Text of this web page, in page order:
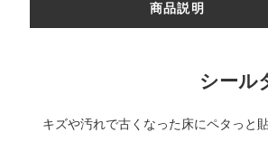
商品説明
シール
キズや汚れで古くなった床にペタっと